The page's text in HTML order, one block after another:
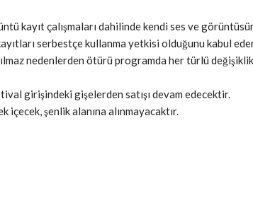
kayıt çalışmaları dahilinde kendi ses ve
serbestçe kullanma yetkisi olduğunu kabul
nedenlerden ötürü programda her türlü
girişindeki gişelerden satışı devam edecektir.
şenlik alanına alınmayacaktır.